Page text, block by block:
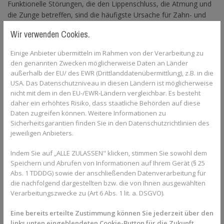
Funktionelle Störungen, die den Lippenschluss, die Atmung und
die Zunge betreffen, sind die häufigste Ursache für Zahn- und
beeinflussen. Der erfahrene Fachzahnarzt kann all dies leicht
Und wenn er Entwarnung gibt, können Sie beruhigt sein und sich
umso mehr über Ihr stolzes Zahnlückenkind freuen!
Was wird beim Fachzahnarzt für Kieferorthopädie
untersucht?
Der Fachzahnarzt für Kieferorthopädie schaut längst nicht nur
auf schief stehende Zähne. Es geht um viel mehr:
den Zahnwechsel
die Platzverhältnisse in beiden Kiefern
den Zusammenbiss der Kiefer
die Wachstumsrichtung der Kiefer
und Kiefergelenke)
Wir verwenden Cookies.
Einige Anbieter übermitteln im Rahmen von der Verarbeitung zu
den genannten Zwecken möglicherweise Daten an Länder
außerhalb der EU/ des EWR (Drittlanddatenübermittlung), z.B. in die
USA. Das Datenschutzniveau in diesen Ländern ist möglicherweise
nicht mit dem in den EU-/EWR-Ländern vergleichbar. Es besteht
daher ein erhöhtes Risiko, dass staatliche Behörden auf diese
Daten zugreifen können. Weitere Informationen zu
Sicherheitsgarantien finden Sie in den Datenschutzrichtlinien des
jeweiligen Anbieters.
Indem Sie auf „ALLE ZULASSEN" klicken, stimmen Sie sowohl dem
Speichern und Abrufen von Informationen auf Ihrem Gerät (§ 25
Abs. 1 TDDDG) sowie der anschließenden Datenverarbeitung für
die nachfolgend dargestellten bzw. die von Ihnen ausgewählten
Verarbeitungszwecke zu (Art 6 Abs. 1 lit. a. DSGVO).
Eine bereits erteilte Zustimmung können Sie jederzeit über den